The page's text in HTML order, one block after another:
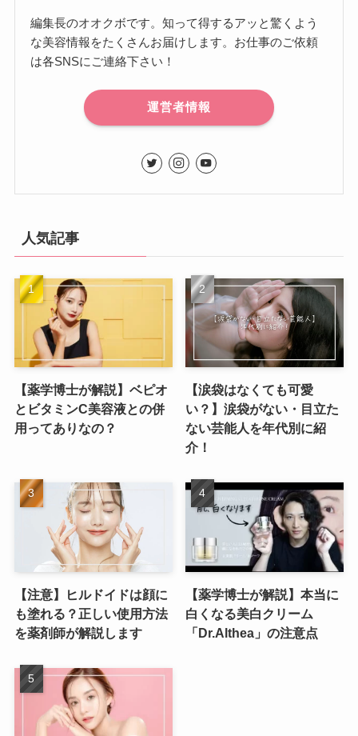
編集長のオオクボです。知って得するアッと驚くよう
な美容情報をたくさんお届けします。お仕事のご依頼
は各SNSにご連絡下さい！
運営者情報
人気記事
【薬学博士が解説】ベピオ
とビタミンC美容液との併
用ってありなの？
【涙袋はなくても可愛
い？】涙袋がない・目立た
ない芸能人を年代別に紹
介！
【注意】ヒルドイドは顔に
も塗れる？正しい使用方法
を薬剤師が解説します
【薬学博士が解説】本当に
白くなる美白クリーム
「Dr.Althea」の注意点